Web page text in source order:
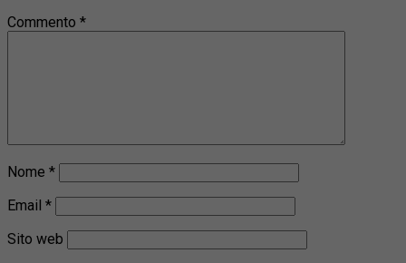
Commento *
Nome *
Email *
Sito web